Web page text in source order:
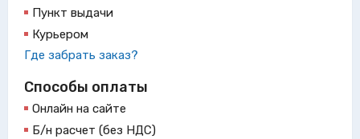
Пункт выдачи
Курьером
Где забрать заказ?
Способы оплаты
Онлайн на сайте
Б/н расчет (без НДС)